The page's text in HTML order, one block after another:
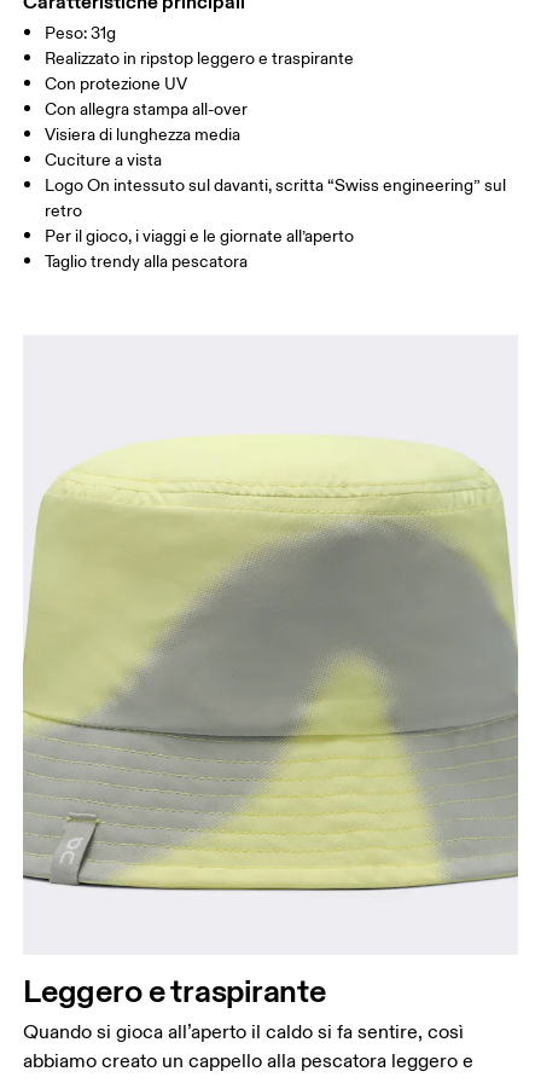
GUIDA ALLE TAGLIE - CAPPELLINI
CIRCONFERENZA TESTA
Scorri in orizzontale per visualizzare la tabella
Come prendere le misure
Circonferenza testa
Partendo dalla fronte e tenendo il metro da sarta
parallelo al pavimento, misura la circonferenza
della testa.
CinaPeso: 31g
Realizzato in ripstop leggero e traspirante
Con protezione UV
Con allegra stampa all-over
Visiera di lunghezza media
Cuciture a vista
Logo On intessuto sul davanti, scritta “Swiss engineering” sul
retro
Per il gioco, i viaggi e le giornate all’aperto
Taglio trendy alla pescatora
Leggero e traspirante
Quando si gioca all’aperto il caldo si fa sentire, così
abbiamo creato un cappello alla pescatora leggero e